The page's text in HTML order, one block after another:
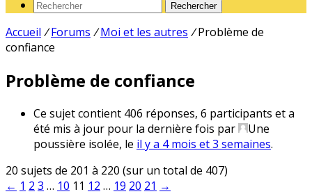
Rechercher
Accueil / Forums / Moi et les autres / Problème de
confiance
Problème de confiance
Ce sujet contient 406 réponses, 6 participants et a
été mis à jour pour la dernière fois par
Une
poussière isolée, le il y a 4 mois et 3 semaines.
20 sujets de 201 à 220 (sur un total de 407)
← 1 2 3 … 10 11 12 … 19 20 21 →